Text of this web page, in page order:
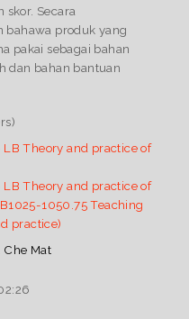
Secara
bahawa produk yang
pakai sebagai bahan
dan bahan bantuan
LB Theory and practice of
LB Theory and practice of
1050.75 Teaching
practice)
Che Mat